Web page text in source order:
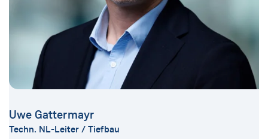
Uwe Gattermayr
Techn. NL-Leiter / Tiefbau